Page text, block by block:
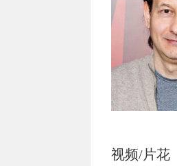
视频/片花